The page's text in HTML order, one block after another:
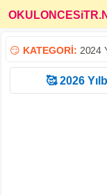
😏 KATEGORİ: 2024
🥰 2026